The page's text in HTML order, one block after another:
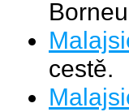
cestě.